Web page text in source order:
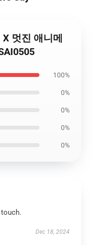
멋진 애니메
100%
0%
0%
0%
0%
Dec 18, 2024